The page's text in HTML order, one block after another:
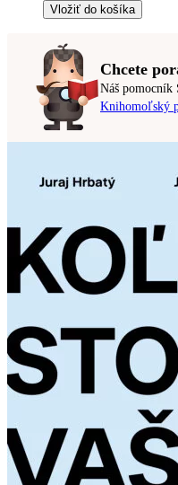
Vložiť do košíka
Chcete
Náš pomocník
Knihomoľský